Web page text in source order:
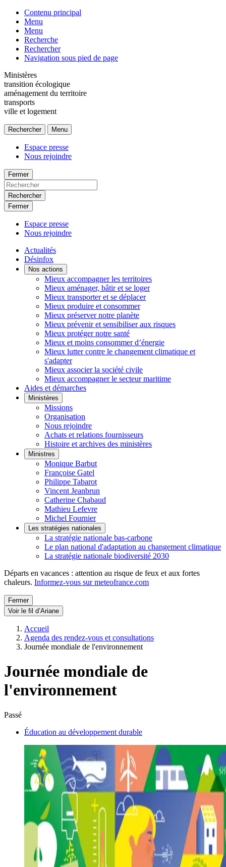
Contenu principal
Menu
Menu
Recherche
Rechercher
Navigation sous pied de page
Ministères
transition écologique
aménagement du territoire
transports
ville et logement
Rechercher Menu
Espace presse
Nous rejoindre
Fermer
Rechercher
Fermer
Espace presse
Nous rejoindre
Actualités
Désinfox
Nos actions
Mieux accompagner les territoires
Mieux aménager, bâtir et se loger
Mieux transporter et se déplacer
Mieux produire et consommer
Mieux préserver notre planète
Mieux prévenir et sensibiliser aux risques
Mieux protéger notre santé
Mieux et moins consommer d’énergie
Mieux lutter contre le changement climatique et
s'adapter
Mieux associer la société civile
Mieux accompagner le secteur maritime
Aides et démarches
Ministères
Missions
Organisation
Nous rejoindre
Achats et relations fournisseurs
Histoire et archives des ministères
Ministres
Monique Barbut
Françoise Gatel
Philippe Tabarot
Vincent Jeanbrun
Catherine Chabaud
Mathieu Lefevre
Michel Fournier
Les stratégies nationales
La stratégie nationale bas-carbone
Le plan national d'adaptation au changement climatique
La stratégie nationale biodiversité 2030
Départs en vacances : attention au risque de feux et aux fortes
chaleurs. Informez-vous sur meteofrance.com
Fermer
Voir le fil d’Ariane
Accueil
Agenda des rendez-vous et consultations
Journée mondiale de l'environnement
Journée mondiale de
l'environnement
Passé
Éducation au développement durable